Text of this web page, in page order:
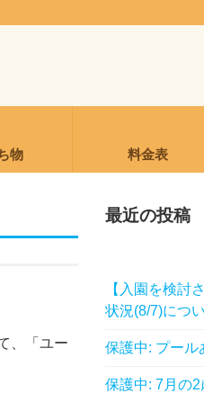
物 料金表
、「ユー
最近の投稿
【入園を検討
状況(8/7)につ
保護中: プール
保護中: 7月の2